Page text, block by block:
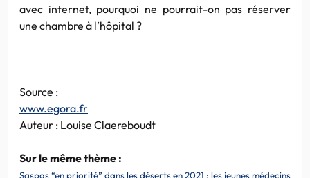
avec internet, pourquoi ne pourrait-on pas réserver
une chambre à l’hôpital ?
Source :
www.egora.fr
Auteur : Louise Claereboudt
Sur le même thème :
Saspas “en priorité” dans les déserts en 2021 : les jeunes médecins